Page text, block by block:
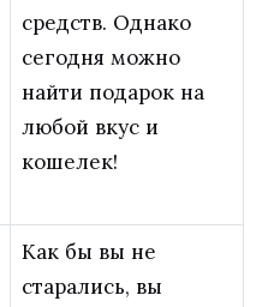
средств. Однако
сегодня можно
найти подарок на
любой вкус и
кошелек!
Как бы вы не
старались, вы